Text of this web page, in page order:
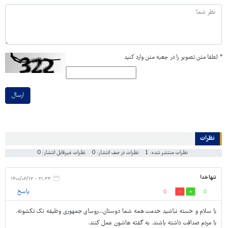
* لطفا متن تصویر را در جعبه متن وارد کنید
ارسال
نظرات
نظرات منتشر شده: 1 نظرات در صف انتشار: 0 نظرات غیرقابل انتشار: 0
تنها خدا ۲۱:۳۳ - ۱۴۰۰/۰۶/۱۷
0
0 پاسخ
با سلام و خسته نباشید خدمت همه شما دوستان...روسای جمهوری وظیفه تک تکشونه.
با مردم صداقت داشته باشند. به گفته هاشون عمل کنند.